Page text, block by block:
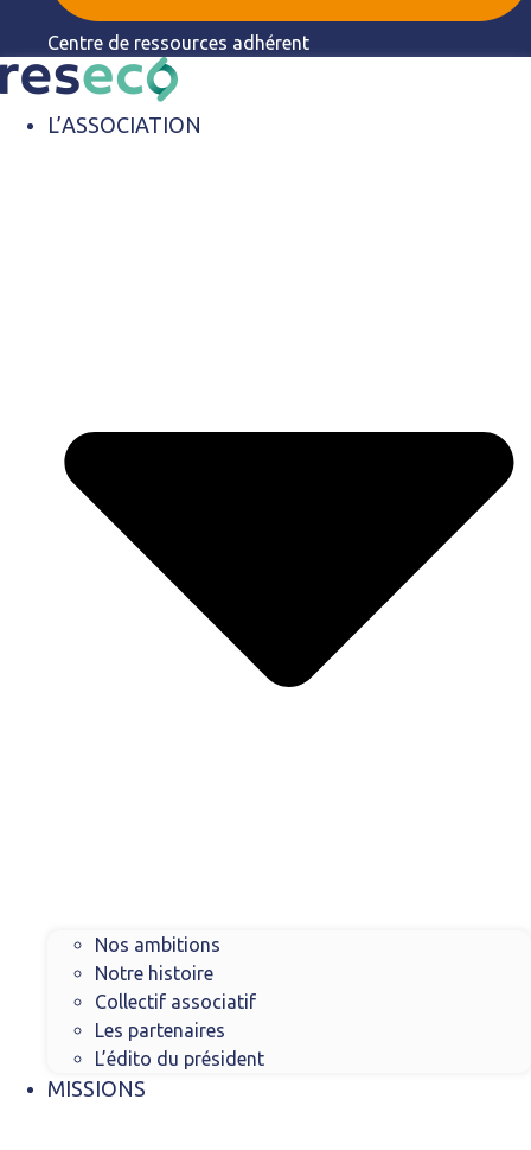
Centre de ressources adhérent
L’ASSOCIATION
Nos ambitions
Notre histoire
Collectif associatif
Les partenaires
L’édito du président
MISSIONS